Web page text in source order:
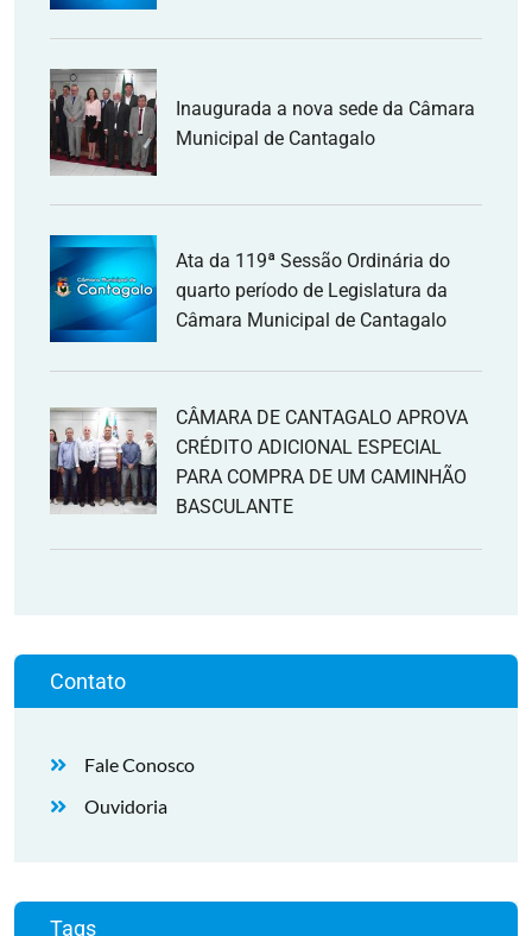
Inaugurada a nova sede da Câmara
Municipal de Cantagalo
Ata da 119ª Sessão Ordinária do
quarto período de Legislatura da
Câmara Municipal de Cantagalo
CÂMARA DE CANTAGALO APROVA
CRÉDITO ADICIONAL ESPECIAL
PARA COMPRA DE UM CAMINHÃO
BASCULANTE
Contato
Fale Conosco
Ouvidoria
Tags